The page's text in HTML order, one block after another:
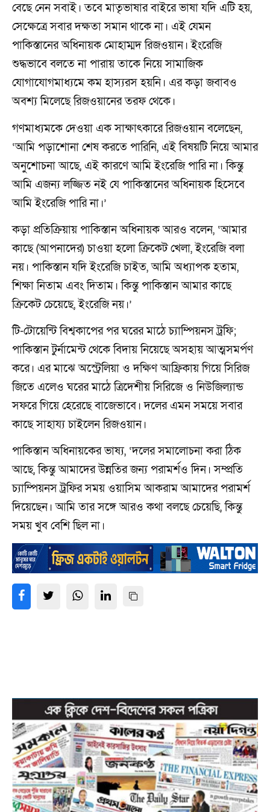
বেছে নেন সবাই। তবে মাতৃভাষার বাইরে ভাষা যদি এটি হয়,
সেক্ষেত্রে সবার দক্ষতা সমান থাকে না। এই যেমন
পাকিস্তানের অধিনায়ক মোহাম্মদ রিজওয়ান। ইংরেজি
শুদ্ধভাবে বলতে না পারায় তাকে নিয়ে সামাজিক
যোগাযোগমাধ্যমে কম হাস্যরস হয়নি। এর কড়া জবাবও
অবশ্য মিলেছে রিজওয়ানের তরফ থেকে।
গণমাধ্যমকে দেওয়া এক সাক্ষাৎকারে রিজওয়ান বলেছেন,
‘আমি পড়াশোনা শেষ করতে পারিনি, এই বিষয়টি নিয়ে আমার
অনুশোচনা আছে, এই কারণে আমি ইংরেজি পারি না। কিন্তু
আমি এজন্য লজ্জিত নই যে পাকিস্তানের অধিনায়ক হিসেবে
আমি ইংরেজি পারি না।’
কড়া প্রতিক্রিয়ায় পাকিস্তান অধিনায়ক আরও বলেন, ‘আমার
কাছে (আপনাদের) চাওয়া হলো ক্রিকেট খেলা, ইংরেজি বলা
নয়। পাকিস্তান যদি ইংরেজি চাইত, আমি অধ্যাপক হতাম,
শিক্ষা নিতাম এবং দিতাম। কিন্তু পাকিস্তান আমার কাছে
ক্রিকেট চেয়েছে, ইংরেজি নয়।’
টি-টোয়েন্টি বিশ্বকাপের পর ঘরের মাঠে চ্যাম্পিয়নস ট্রফি;
পাকিস্তান টুর্নামেন্ট থেকে বিদায় নিয়েছে অসহায় আত্মসমর্পণ
করে। এর মাঝে অস্ট্রেলিয়া ও দক্ষিণ আফ্রিকায় গিয়ে সিরিজ
জিতে এলেও ঘরের মাঠে ত্রিদেশীয় সিরিজে ও নিউজিল্যান্ড
সফরে গিয়ে হেরেছে বাজেভাবে। দলের এমন সময়ে সবার
কাছে সাহায্য চাইলেন রিজওয়ান।
পাকিস্তান অধিনায়কের ভাষ্য, ‘দলের সমালোচনা করা ঠিক
আছে, কিন্তু আমাদের উন্নতির জন্য পরামর্শও দিন। সম্প্রতি
চ্যাম্পিয়নস ট্রফির সময় ওয়াসিম আকরাম আমাদের পরামর্শ
দিয়েছেন। আমি তার সঙ্গে আরও কথা বলছে চেয়েছি, কিন্তু
সময় খুব বেশি ছিল না।